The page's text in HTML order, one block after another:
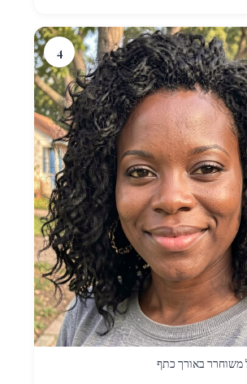
4
משוחרר באורך כתף